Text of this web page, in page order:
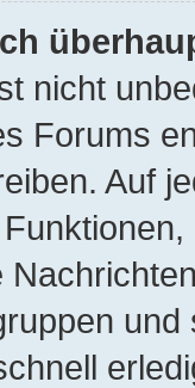
nicht
Forums
Auf